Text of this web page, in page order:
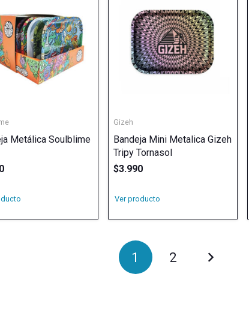
Metálica Soulblime
Gizeh
Bandeja Mini Metalica Gizeh
Tripy Tornasol
$3.990
Ver producto
1 2